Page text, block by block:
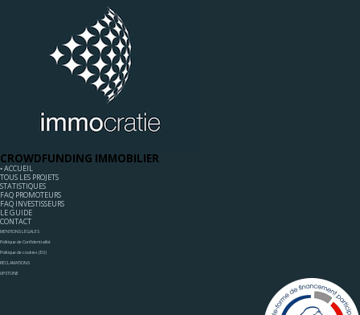
CROWDFUNDING IMMOBILIER
◦ ACCUEIL
TOUS LES PROJETS
STATISTIQUES
FAQ PROMOTEURS
FAQ INVESTISSEURS
LE GUIDE
CONTACT
MENTIONS LÉGALES
Politique de Confidentialité
Politique de cookies (EU)
RÉCLAMATIONS
UPSTONE